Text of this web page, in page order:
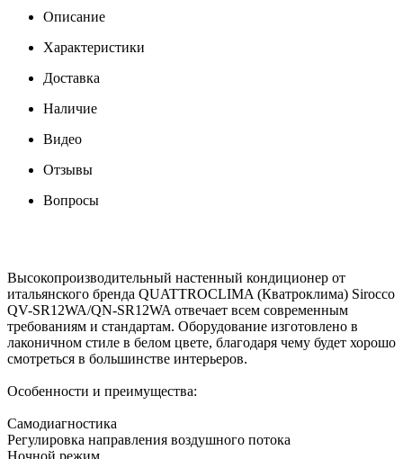
Описание
Характеристики
Доставка
Наличие
Видео
Отзывы
Вопросы
Высокопроизводительный настенный кондиционер от
итальянского бренда QUATTROCLIMA (Кватроклима) Sirocco
QV-SR12WA/QN-SR12WA отвечает всем современным
требованиям и стандартам. Оборудование изготовлено в
лаконичном стиле в белом цвете, благодаря чему будет хорошо
смотреться в большинстве интерьеров.
Особенности и преимущества:
Самодиагностика
Регулировка направления воздушного потока
Ночной режим